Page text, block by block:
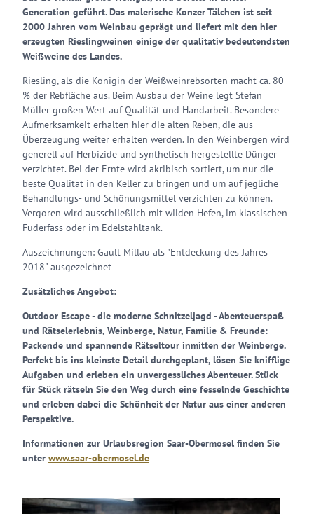
Generation geführt. Das malerische Konzer Tälchen ist seit
2000 Jahren vom Weinbau geprägt und liefert mit den hier
erzeugten Rieslingweinen einige der qualitativ bedeutendsten
Weißweine des Landes.
Riesling, als die Königin der Weißweinrebsorten macht ca. 80
% der Rebfläche aus. Beim Ausbau der Weine legt Stefan
Müller großen Wert auf Qualität und Handarbeit. Besondere
Aufmerksamkeit erhalten hier die alten Reben, die aus
Überzeugung weiter erhalten werden. In den Weinbergen wird
generell auf Herbizide und synthetisch hergestellte Dünger
verzichtet. Bei der Ernte wird akribisch sortiert, um nur die
beste Qualität in den Keller zu bringen und um auf jegliche
Behandlungs- und Schönungsmittel verzichten zu können.
Vergoren wird ausschließlich mit wilden Hefen, im klassischen
Fuderfass oder im Edelstahltank.
Auszeichnungen: Gault Millau als "Entdeckung des Jahres
2018" ausgezeichnet
Zusätzliches Angebot:
Outdoor Escape - die moderne Schnitzeljagd - Abenteuerspaß
und Rätselerlebnis, Weinberge, Natur, Familie & Freunde:
Packende und spannende Rätseltour inmitten der Weinberge.
Perfekt bis ins kleinste Detail durchgeplant, lösen Sie knifflige
Aufgaben und erleben ein unvergessliches Abenteuer. Stück
für Stück rätseln Sie den Weg durch eine fesselnde Geschichte
und erleben dabei die Schönheit der Natur aus einer anderen
Perspektive.
Informationen zur Urlaubsregion Saar-Obermosel finden Sie
unter www.saar-obermosel.de